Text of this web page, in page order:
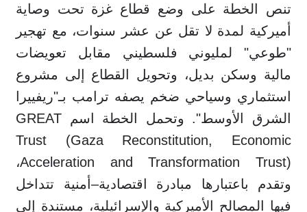
تنص الخطة على وضع قطاع غزة تحت وصاية
أميركية لمدة لا تقل عن عشر سنوات، مع تهجير
"طوعي" لمليوني فلسطيني مقابل تعويضات
مالية وسكن بديل، وتحويل القطاع إلى مشروع
استثماري وسياحي ضخم يصفه ترامب بـ"ريفييرا
الشرق الأوسط". وتحمل الخطة اسم GREAT
Trust (Gaza Reconstitution, Economic
Acceleration and Transformation Trust)،
وتقدم باعتبارها مبادرة اقتصادية–أمنية تتداخل
فيها المصالح الأميركية والإسرائيلية، مستندة إلى